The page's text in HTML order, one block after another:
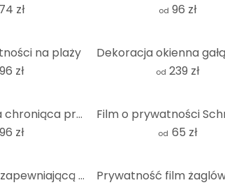
74 zł od 96 zł
na plaży
96 zł od 239 zł
Delikatna folia chroniąca prywatność w kształcie kwiatu wiśni
96 zł od 65 zł
Hamak z folią zapewniającą prywatność